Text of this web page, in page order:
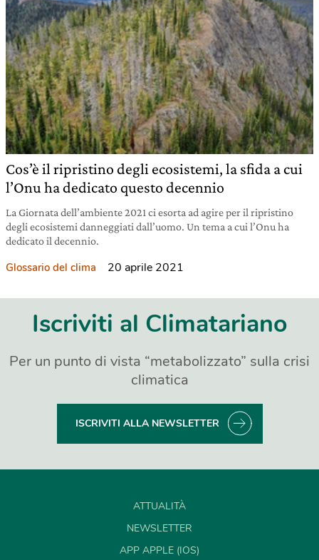
Cos’è il ripristino degli ecosistemi, la sfida a cui
l’Onu ha dedicato questo decennio
La Giornata dell’ambiente 2021 ci esorta ad agire per il ripristino
degli ecosistemi danneggiati dall’uomo. Un tema a cui l’Onu ha
dedicato il decennio.
Glossario del clima 20 aprile 2021
Iscriviti al Climatariano
Per un punto di vista “metabolizzato” sulla crisi
climatica
ISCRIVITI ALLA NEWSLETTER
ATTUALITÀ
NEWSLETTER
APP APPLE (IOS)